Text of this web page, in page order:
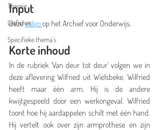
Theorie
Lesfiches
Specifieke thema's
Input
Deze video op het Archief voor Onderwijs.
Korte inhoud
In de rubriek ‘Van deur tot deur’ volgen we in
deze aflevering Wilfried uit Wielsbeke. Wilfried
heeft maar één arm. Hij is de andere
kwijtgespeeld door een werkongeval. Wilfried
toont hoe hij aardappelen schilt met één hand.
Hij vertelt ook over zijn armprothese en zijn